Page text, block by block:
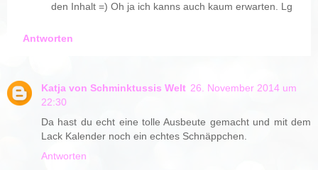
den Inhalt =) Oh ja ich kanns auch kaum erwarten. Lg
Antworten
Katja von Schminktussis Welt 26. November 2014 um
22:30
Da hast du echt eine tolle Ausbeute gemacht und mit dem
Lack Kalender noch ein echtes Schnäppchen.
Antworten